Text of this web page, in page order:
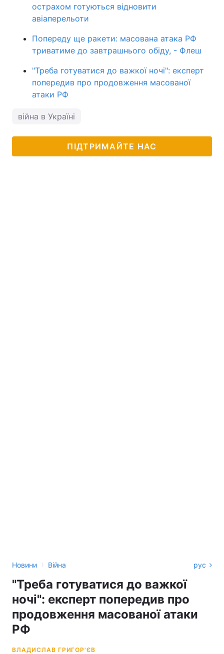
острахом готуються відновити
авіаперельоти
Попереду ще ракети: масована атака РФ
триватиме до завтрашнього обіду, - Флеш
"Треба готуватися до важкої ночі": експерт
попередив про продовження масованої
атаки РФ
війна в Україні
ПІДТРИМАЙТЕ НАС
Новини › Війна рус
"Треба готуватися до важкої
ночі": експерт попередив про
продовження масованої атаки
РФ
ВЛАДИСЛАВ ГРИГОР'ЄВ